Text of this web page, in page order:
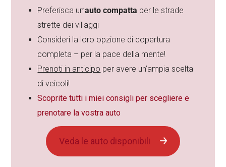
Preferisca un’auto compatta per le strade
strette dei villaggi
Consideri la loro opzione di copertura
completa – per la pace della mente!
Prenoti in anticipo per avere un’ampia scelta
di veicoli!
Scoprite tutti i miei consigli per scegliere e
prenotare la vostra auto
Veda le auto disponibili